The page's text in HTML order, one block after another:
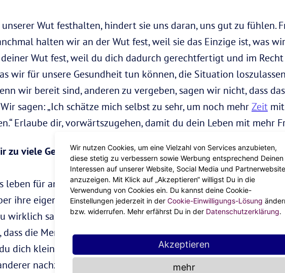
Wut festhalten, hindert sie uns daran, uns gut zu fühlen.
halten wir an der Wut fest, weil sie das Einzige ist, was
Wut fest, weil du dich dadurch gerechtfertigt und im
wir für unsere Gesundheit tun können, die Situation
wir bereit sind, anderen zu vergeben, sagen wir nicht, dass
sagen: „Ich schätze mich selbst zu sehr, um noch mehr Zeit
Erlaube dir, vorwärtszugehen, damit du dein Leben mit mehr
zu viele Gedanken darüber, was andere Leute denken?
leben für andere. So viele von uns stellen die Ideen,
ihre eigenen. Frag dich selbst, ob du Angst hast, einenTraum
wirklich sagen willst. Oder willst du eine andere Richtung im
die Menschen um dich herum dich nicht verstehen werden.
dich klein machst. Frag dich, wie viel Zeit du damit verbringen
nachzudenken. Wenn wir uns Sorgen darüber machen,
Wir nutzen Cookies, um eine Vielzahl von Services anzubieten,
diese stetig zu verbessern sowie Werbung entsprechend Deinen
Interessen auf unserer Website, Social Media und
anzuzeigen. Mit Klick auf „Akzeptieren“ willigst Du in die
Verwendung von Cookies ein. Du kannst deine Cookie-
Einstellungen jederzeit in der Cookie-Einwilligungs-Lösung
bzw. widerrufen. Mehr erfährst Du in der Datenschutzerklärung.
Akzeptieren
mehr